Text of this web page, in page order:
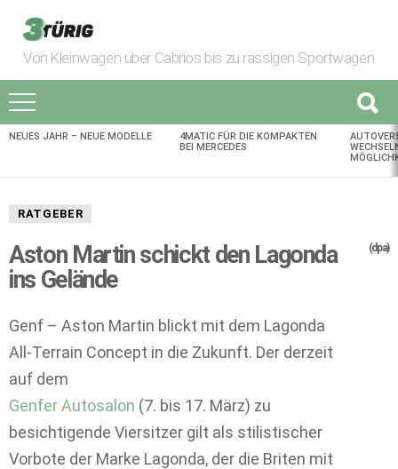
Von Kleinwagen über Cabrios bis zu rassigen Sportwagen
AKTUELLES
NEUES JAHR – NEUE MODELLE
4MATIC FÜR DIE KOMPAKTEN
BEI MERCEDES
RATGEBER
Aston Martin schickt den Lagonda
ins Gelände
(dpa)
Genf – Aston Martin blickt mit dem Lagonda
All-Terrain Concept in die Zukunft. Der derzeit
auf dem
Genfer Autosalon (7. bis 17. März) zu
besichtigende Viersitzer gilt als stilistischer
Vorbote der Marke Lagonda, der die Briten mit